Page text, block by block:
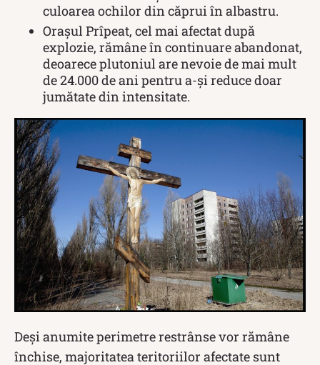
culoarea ochilor din căprui în albastru.
Orașul Prîpeat, cel mai afectat după
explozie, rămâne în continuare abandonat,
deoarece plutoniul are nevoie de mai mult
de 24.000 de ani pentru a-și reduce doar
jumătate din intensitate.
Deși anumite perimetre restrânse vor rămâne
închise, majoritatea teritoriilor afectate sunt